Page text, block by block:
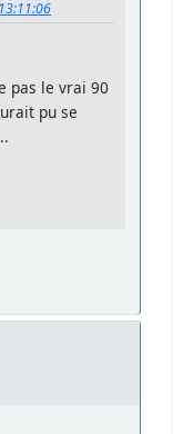
pas le vrai 90
pu se